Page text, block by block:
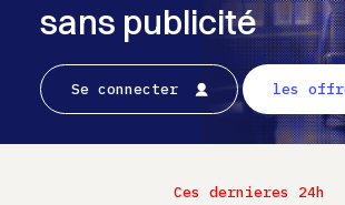
sans publicité
Se connecter les
Ces dernieres 24h